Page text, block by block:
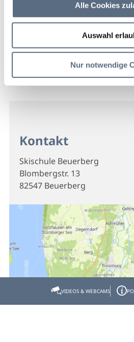
Alle Cookies
Auswahl
Nur notwendige
Kontakt
Skischule Beuerberg
Blombergstr. 13
82547 Beuerberg
VIDEOS & WEBCAMS